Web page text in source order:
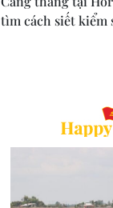
tìm cách siết kiểm